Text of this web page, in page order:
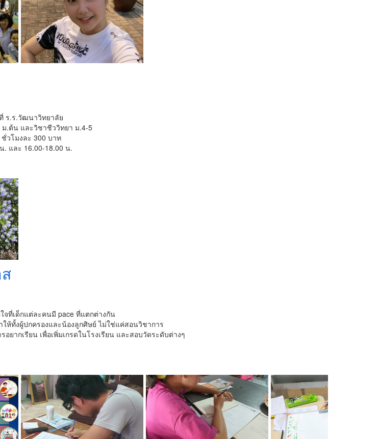
ร.ร.วัฒนาวิทยาลัย
.ต้น และวิชาชีววิทยา ม.4-5
วโมงละ 300 บาท
. และ 16.00-18.00 น.
จที่เด็กแต่ละคนมี pace ที่แตกต่างกัน
ห้ทั้งผู้ปกครองและน้องลูกศิษย์ ไม่ใช่แค่สอนวิชาการ
ยากเรียน เพื่อเพิ่มเกรดในโรงเรียน และสอบวัดระดับต่างๆ